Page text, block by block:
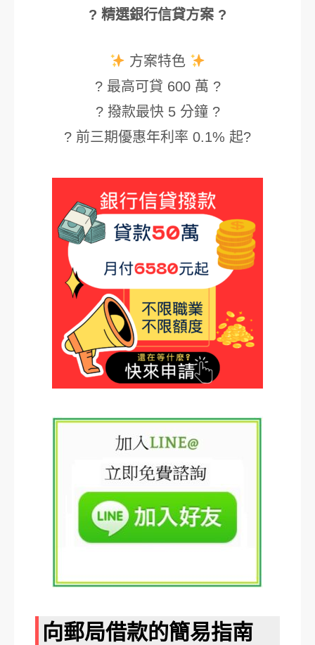
? 精選銀行信貸方案 ?
方案特色
? 最高可貸 600 萬 ?
? 撥款最快 5 分鐘 ?
? 前三期優惠年利率 0.1% 起?
向郵局借款的簡易指南